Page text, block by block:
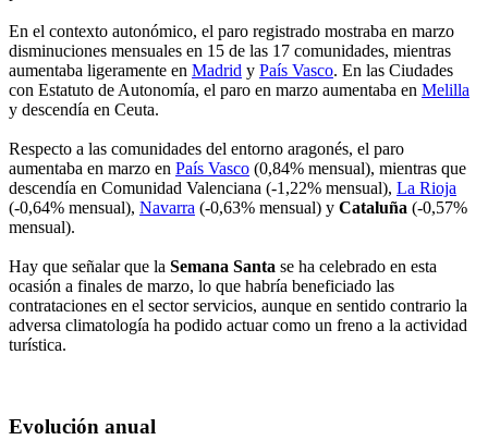
En el contexto autonómico, el paro registrado mostraba en marzo
disminuciones mensuales en 15 de las 17 comunidades, mientras
aumentaba ligeramente en Madrid y País Vasco. En las Ciudades
con Estatuto de Autonomía, el paro en marzo aumentaba en Melilla
y descendía en Ceuta.
Respecto a las comunidades del entorno aragonés, el paro
aumentaba en marzo en País Vasco (0,84% mensual), mientras que
descendía en Comunidad Valenciana (-1,22% mensual), La Rioja
(-0,64% mensual), Navarra (-0,63% mensual) y Cataluña (-0,57%
mensual).
Hay que señalar que la Semana Santa se ha celebrado en esta
ocasión a finales de marzo, lo que habría beneficiado las
contrataciones en el sector servicios, aunque en sentido contrario la
adversa climatología ha podido actuar como un freno a la actividad
turística.
Evolución anual